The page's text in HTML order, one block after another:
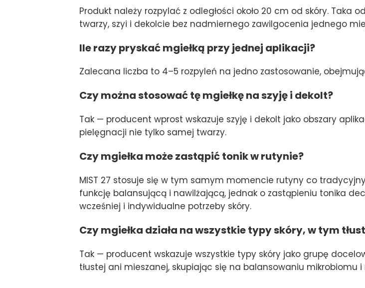
Produkt należy rozpylać z odległości około 20 cm od skóry. Taka
twarzy, szyi i dekolcie bez nadmiernego zawilgocenia jednego
Ile razy pryskać mgiełką przy jednej aplikacji?
Zalecana liczba to 4–5 rozpyleń na jedno zastosowanie,
Czy można stosować tę mgiełkę na szyję i dekolt?
Tak — producent wprost wskazuje szyję i dekolt jako obszary
pielęgnacji nie tylko samej twarzy.
Czy mgiełka może zastąpić tonik w rutynie?
MIST 27 stosuje się w tym samym momencie rutyny co
funkcję balansującą i nawilżającą, jednak o zastąpieniu tonika
wcześniej i indywidualne potrzeby skóry.
Czy mgiełka działa na wszystkie typy skóry, w tym
Tak — producent wskazuje wszystkie typy skóry jako grupę
tłustej ani mieszanej, skupiając się na balansowaniu mikrobiomu